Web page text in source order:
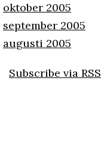
oktober 2005
september 2005
augusti 2005
Subscribe via RSS